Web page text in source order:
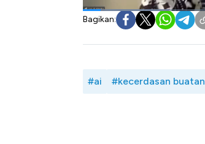
Bagikan:
#ai #kecerdasan buatan